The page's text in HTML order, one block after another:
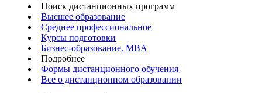
Поиск дистанционных программ
Высшее образование
Среднее профессиональное
Курсы подготовки
Бизнес-образование. MBA
Подробнее
Формы дистанционного обучения
Все о дистанционном образовании